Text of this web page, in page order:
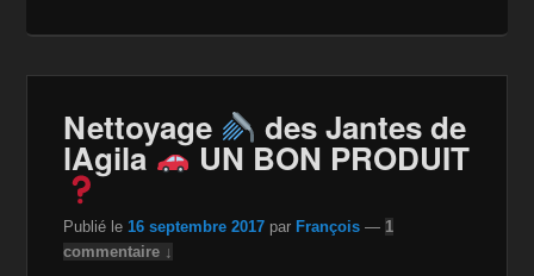
Nettoyage des Jantes de
lAgila UN BON PRODUIT
Publié le 16 septembre 2017 par François — 1
commentaire ↓